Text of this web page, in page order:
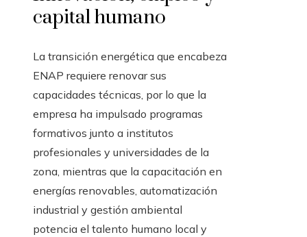
capital humano
La transición energética que encabeza
ENAP requiere renovar sus
capacidades técnicas, por lo que la
empresa ha impulsado programas
formativos junto a institutos
profesionales y universidades de la
zona, mientras que la capacitación en
energías renovables, automatización
industrial y gestión ambiental
potencia el talento humano local y